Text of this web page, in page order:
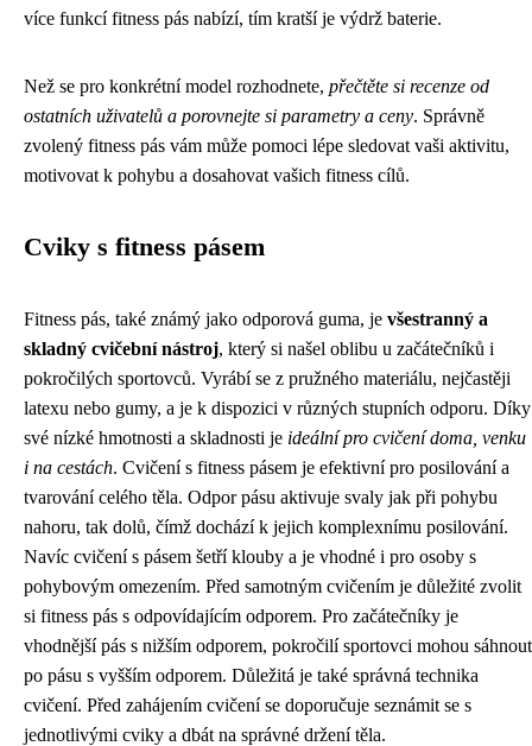
více funkcí fitness pás nabízí, tím kratší je výdrž baterie.
Než se pro konkrétní model rozhodnete, přečtěte si recenze od
ostatních uživatelů a porovnejte si parametry a ceny. Správně
zvolený fitness pás vám může pomoci lépe sledovat vaši aktivitu,
motivovat k pohybu a dosahovat vašich fitness cílů.
Cviky s fitness pásem
Fitness pás, také známý jako odporová guma, je všestranný a
skladný cvičební nástroj, který si našel oblibu u začátečníků i
pokročilých sportovců. Vyrábí se z pružného materiálu, nejčastěji
latexu nebo gumy, a je k dispozici v různých stupních odporu. Díky
své nízké hmotnosti a skladnosti je ideální pro cvičení doma, venku
i na cestách. Cvičení s fitness pásem je efektivní pro posilování a
tvarování celého těla. Odpor pásu aktivuje svaly jak při pohybu
nahoru, tak dolů, čímž dochází k jejich komplexnímu posilování.
Navíc cvičení s pásem šetří klouby a je vhodné i pro osoby s
pohybovým omezením. Před samotným cvičením je důležité zvolit
si fitness pás s odpovídajícím odporem. Pro začátečníky je
vhodnější pás s nižším odporem, pokročilí sportovci mohou sáhnout
po pásu s vyšším odporem. Důležitá je také správná technika
cvičení. Před zahájením cvičení se doporučuje seznámit se s
jednotlivými cviky a dbát na správné držení těla.